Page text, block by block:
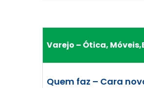
Varejo – Ótica,
Quem faz – Cara